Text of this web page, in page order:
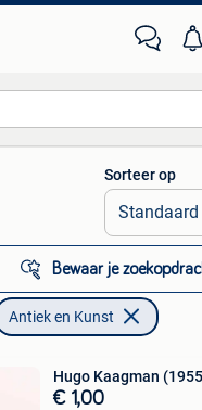
Alle afstanden…
Sorteer op
Bewaar je
Antiek en Kunst
Hugo Kaagman
€ 1,00